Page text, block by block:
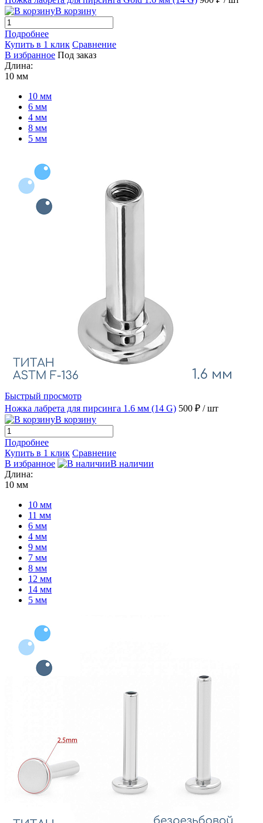
В корзину
Подробнее
Купить в 1 клик Сравнение
В избранное Под заказ
Длина:
10 мм
10 мм
6 мм
4 мм
8 мм
5 мм
Быстрый просмотр
Ножка лабрета для пирсинга 1.6 мм (14 G) 500 ₽ / шт
В корзину
Подробнее
Купить в 1 клик Сравнение
В избранное
В наличии
Длина:
10 мм
10 мм
11 мм
6 мм
4 мм
9 мм
7 мм
8 мм
12 мм
14 мм
5 мм